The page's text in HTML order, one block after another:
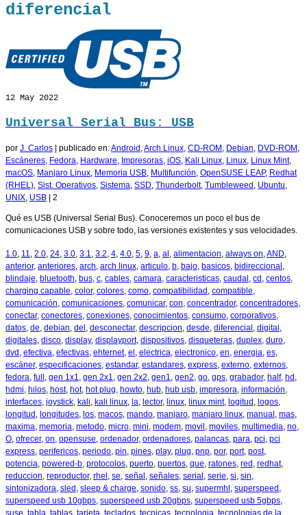
diferencial
12 May 2022
Universal Serial Bus: USB
por J. Carlos publicado en:Android ,Arch Linux, CD-ROM , Debian, DVD-ROM ,
Escáneres, Fedora, Hardware, Impresoras, iOS, Kali Linux, Linux, Linux Mint,
macOS, Manjaro Linux, Memoria USB, Multifunción, OpenSUSE LEAP, Redhat
(RHEL), Sist. Operativos, Sistema, SSD, Thunderbolt, Tumbleweed , Ubuntu,
UNIX, USB 2
Qué es USB (Universal Serial Bus). Conoceremos un poco el bus de
comunicaciones USB y sobre todo, las versiones existentes y sus velocidades.
1.0, 11, 2.0, 24, 3.0, 3.1, 3.2, 4, 4.0, 5, 9, a, al , alimentacion, always on,AND,
anterior, anteriores, arch, arch linux, articulo, b, bajo, basicos, bidireccional ,
blindaje, bluetooth, bus, c, cables, camara, caracteristicas, caudal , cd , centos,
charging capable, color, colores, como, compatibilidad , compatible,
comunicación, comunicaciones, comunicar, con, concentrador, concentradores,
conectar, conectores, conexiones, conocimientos, consumo, corporativos,
datos, de, debian, del , desconectar, descripcion, desde, diferencial , digital ,
digitales, disco, display, displayport, dispositivos, disqueteras, duplex, duro,
dvd , efectiva, efectivas, ehternet, el , electrica, electronico, en, energia, es,
escáner, especificaciones, estandar, estandares, express, externo, externos,
fedora, full , gen 1x1, gen 2x1, gen 2x2, gen1, gen2, go, gps, grabador, half, hd ,
hdmi, hilos, host, hot, hot plug, howto, hub, hub usb, impresora, información,
interfaces, joystick, kali, kali linux, la, lector, linux, linux mint, logitud , logos,
longitud , longitudes, los, macos, mando, manjaro, manjaro linux, manual , mas,
maxima, memoria, metodo, micro, mini, modem, movil , moviles, multimedia, no,
O, ofrecer, on, opensuse, ordenador, ordenadores, palancas, para, pci, pci
express, perifericos, periodo, pin, pines, play, plug, pnp, por, port, post,
potencia, powered-b, protocolos, puerto, puertos, que, ratones, red , redhat,
reduccion, reproductor, rhel , se, señal , señales, serial , serie, si, sin,
sintonizadora, sled , sleep & charge, sonido, ss, su, supermhl , superspeed ,
superspeed usb 10gbps, superspeed usb 20gbps, superspeed usb 5gbps,
suse tabla tablas tarjeta teclados tecnicas tecnologia tecnologias de la